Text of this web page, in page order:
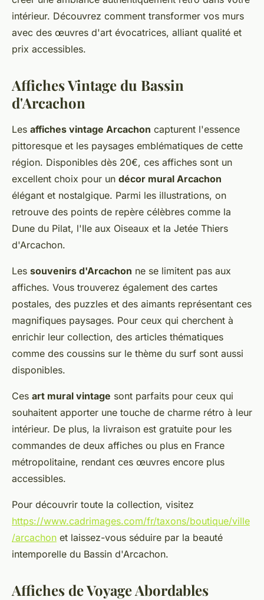
intérieur. Découvrez comment transformer vos murs
avec des œuvres d'art évocatrices, alliant qualité et
prix accessibles.
Affiches Vintage du Bassin
d'Arcachon
Les affiches vintage Arcachon capturent l'essence
pittoresque et les paysages emblématiques de cette
région. Disponibles dès 20€, ces affiches sont un
excellent choix pour un décor mural Arcachon
élégant et nostalgique. Parmi les illustrations, on
retrouve des points de repère célèbres comme la
Dune du Pilat, l'Ile aux Oiseaux et la Jetée Thiers
d'Arcachon.
Les souvenirs d'Arcachon ne se limitent pas aux
affiches. Vous trouverez également des cartes
postales, des puzzles et des aimants représentant ces
magnifiques paysages. Pour ceux qui cherchent à
enrichir leur collection, des articles thématiques
comme des coussins sur le thème du surf sont aussi
disponibles.
Ces art mural vintage sont parfaits pour ceux qui
souhaitent apporter une touche de charme rétro à leur
intérieur. De plus, la livraison est gratuite pour les
commandes de deux affiches ou plus en France
métropolitaine, rendant ces œuvres encore plus
accessibles.
Pour découvrir toute la collection, visitez
https://www.cadrimages.com/fr/taxons/boutique/ville
/arcachon et laissez-vous séduire par la beauté
intemporelle du Bassin d'Arcachon.
Affiches de Voyage Abordables